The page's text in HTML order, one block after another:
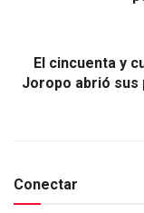
El cincuenta y
Joropo abrió sus
Conectar